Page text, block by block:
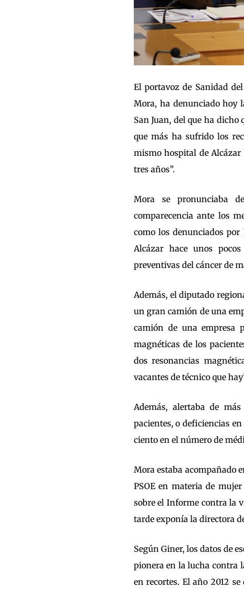
El portavoz de Sanidad
Mora, ha denunciado hoy
San Juan, del que ha
que más ha sufrido los
mismo hospital de Alcázar
tres años”.
Mora se pronunciaba
comparecencia ante los
como los denunciados
Alcázar hace unos
preventivas del cáncer de
Además, el diputado
un gran camión de una
camión de una empresa
magnéticas de los
dos resonancias
vacantes de técnico que
Además, alertaba de
pacientes, o deficiencias
ciento en el número de
Mora estaba acompañado
PSOE en materia de
sobre el Informe contra la
tarde exponía la directora
Según Giner, los datos de
pionera en la lucha contra
en recortes. El año 2012